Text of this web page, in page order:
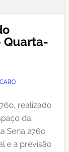
Quarta-
realizado
da
Sena 2760
e a previsão